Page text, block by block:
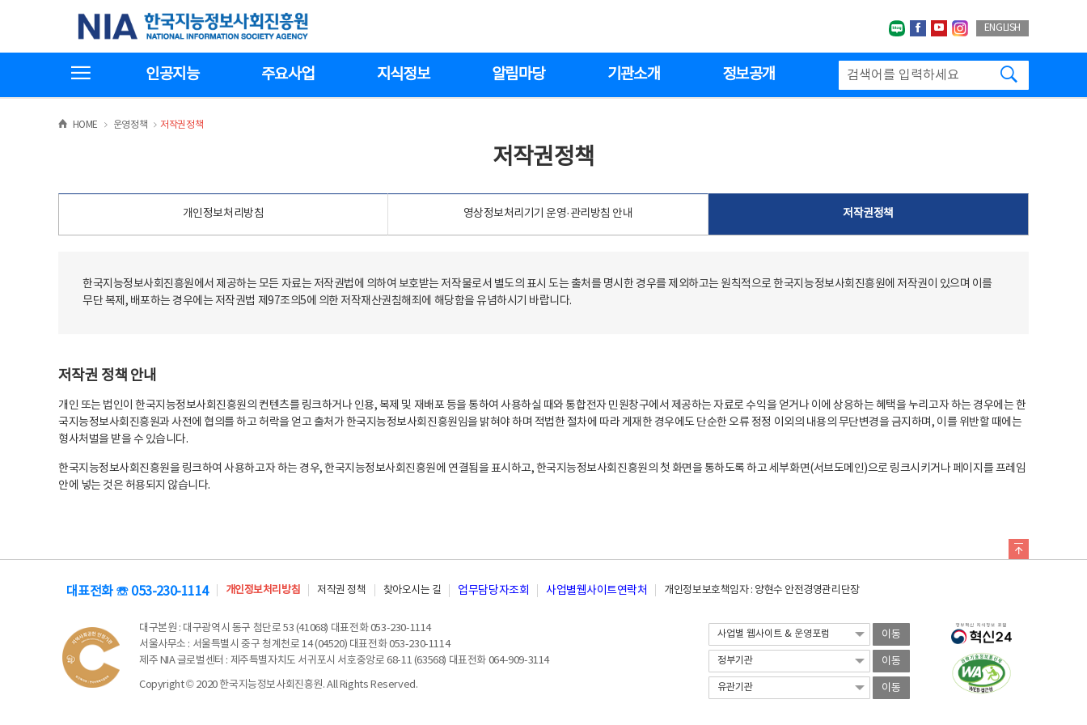
기
한국지능정보사회진흥원
네이버블로그
페이스북
유투브인스타그랩
ENGLISH
인공지능 주요사업 지식정보 알림마당 기관소개 정보공개
HOME >운영정책 >
저작권정책
저작권정책
개인정보처리방침 영상정보처리기기 운영·관리방침 안내 저작권정책
한국지능정보사회진흥원에서 제공하는 모든 자료는 저작권법에 의하여 보호받는 저작물로서 별도의 표시 도는 출처를 명시한 경우를 제외하고는 원칙적으로 한국지능정보사회진흥원에 저작권이 있으며 이를
무단 복제, 배포하는 경우에는 저작권법 제97조의5에 의한 저작재산권침해죄에 해당함을 유념하시기 바랍니다.
저작권 정책 안내
개인 또는 법인이 한국지능정보사회진흥원의 컨텐츠를 링크하거나 인용, 복제 및 재배포 등을 통하여 사용하실 때와 통합전자 민원창구에서 제공하는 자료로 수익을 얻거나 이에 상응하는 혜택을 누리고자 하는 경우에는 한
국지능정보사회진흥원과 사전에 협의를 하고 허락을 얻고 출처가 한국지능정보사회진흥원임을 밝혀야 하며 적법한 절차에 따라 게재한 경우에도 단순한 오류 정정 이외의 내용의 무단변경을 금지하며, 이를 위반할 때에는
형사처벌을 받을 수 있습니다.
한국지능정보사회진흥원을 링크하여 사용하고자 하는 경우, 한국지능정보사회진흥원에 연결됨을 표시하고, 한국지능정보사회진흥원의 첫 화면을 통하도록 하고 세부화면(서브도메인)으로 링크시키거나 페이지를 프레임
안에 넣는 것은 허용되지 않습니다.
대표전화 ☏ 053-230-1114 개인정보처리방침 저작권 정책 찾아오시는 길 업무담당자조회 사업별웹사이트연락처 개인정보보호책임자 : 양현수 안전경영관리단장
대구본원 : 대구광역시 동구 첨단로 53 (41068) 대표전화 053-230-1114
서울사무소 : 서울특별시 중구 청계천로 14 (04520) 대표전화 053-230-1114
제주 NIA 글로벌센터 : 제주특별자치도 서귀포시 서호중앙로 68-11 (63568) 대표전화 064-909-3114
Copyright © 2020 한국지능정보사회진흥원. All Rights Reserved.
이동
이동
이동